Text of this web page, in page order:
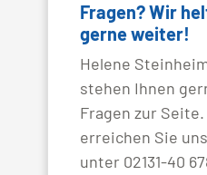
Fragen? Wir
gerne weiter!
Helene
stehen Ihnen
Fragen zur
erreichen Sie
unter 02131-40